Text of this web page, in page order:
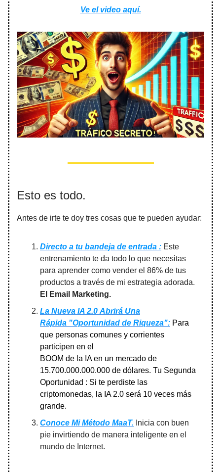
Ve el video aquí.
Esto es todo.
Antes de irte te doy tres cosas que te pueden ayudar:
Directo a tu bandeja de entrada : Este
entrenamiento te da todo lo que necesitas
para aprender como vender el 86% de tus
productos a través de mi estrategia adorada.
El Email Marketing.
La Nueva IA 2.0 Abrirá Una
Rápida "Oportunidad de Riqueza": Para
que personas comunes y corrientes
participen en el
BOOM de la IA en un mercado de
15.700.000.000.000 de dólares. Tu Segunda
Oportunidad : Si te perdiste las
criptomonedas, la IA 2.0 será 10 veces más
grande.
Conoce Mi Método MaaT. Inicia con buen
pie invirtiendo de manera inteligente en el
mundo de Internet.